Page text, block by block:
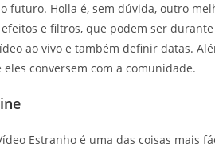
futuro. Holla é, sem dúvida, outro
e filtros, que podem ser
ao vivo e também definir datas.
conversem com a comunidade.
Estranho é uma das coisas mais